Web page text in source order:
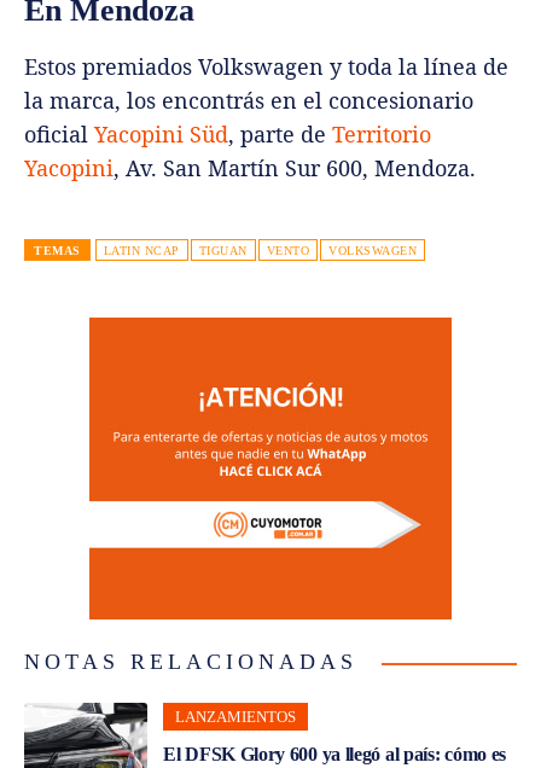
En Mendoza
Estos premiados Volkswagen y toda la línea de
la marca, los encontrás en el concesionario
oficial Yacopini Süd, parte de Territorio
Yacopini, Av. San Martín Sur 600, Mendoza.
TEMAS LATIN NCAP TIGUAN VENTO VOLKSWAGEN
NOTAS RELACIONADAS
LANZAMIENTOS
El DFSK Glory 600 ya llegó al país: cómo es